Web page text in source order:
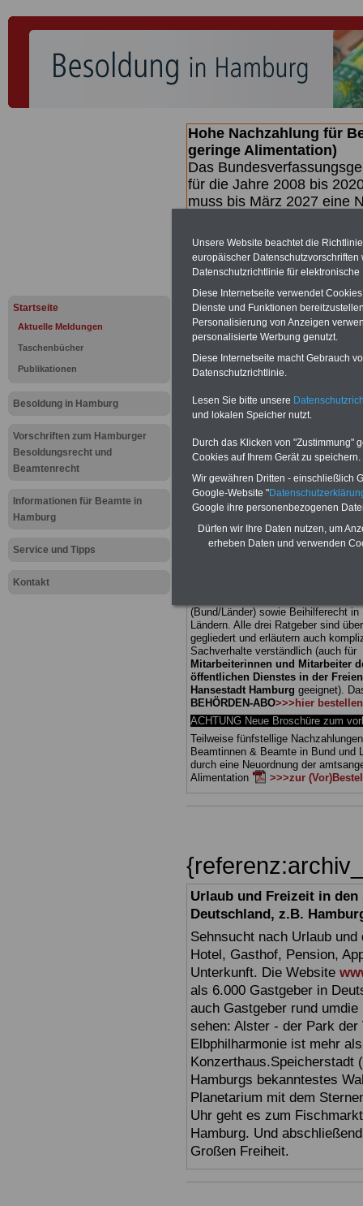
Startseite
Aktuelle Meldungen
Taschenbücher
Publikationen
Besoldung in Hamburg
Vorschriften zum Hamburger
Besoldungsrecht und
Beamtenrecht
Informationen für Beamte in
Hamburg
Service und Tipps
Kontakt
Hohe Nachzahlung für
geringe Alimentation)
Das
für die Jahre 2008 bis
muss bis März 2027 eine
(Beamte &
geben (Medienberichten
mind.3.000 und 13.000
Broschüre heraus, die
Gesetzentwurfs der
(wahrscheinlich im
Broschüre.
Meldung
Hamburg:
(Bund/Länder) sowie Beihilferecht in
Ländern. Alle drei Ratgeber sind
gegliedert und erläutern auch
Sachverhalte verständlich (auch für
Mitarbeiterinnen und Mitarbeiter
öffentlichen Dienstes in der
Hansestadt Hamburg geeignet).
BEHÖRDEN-ABO>>>hier bestellen
ACHTUNG Neue Broschüre zum
Teilweise fünfstellige
Beamtinnen & Beamte in Bund und
durch eine Neuordnung der
Alimentation
>>>zur
Urlaub und Freizeit in
Deutschland, z.B.
Sehnsucht nach Urlaub
Hotel, Gasthof, Pension,
Unterkunft. Die Website
als 6.000 Gastgeber in
auch Gastgeber rund
sehen: Alster - der Park
Elbphilharmonie ist mehr
Konzerthaus.Speicherstadt
Hamburgs bekanntestes
Planetarium mit dem
Uhr geht es zum
Hamburg. Und
Großen Freiheit.
Unsere Website beachtet die
europäischer
Datenschutzrichtlinie für
Diese Internetseite verwendet
Dienste und Funktionen
Personalisierung von Anzeigen
personalisierte Werbung genutzt.
Diese Internetseite macht Gebrauch
Datenschutzrichtlinie.
Lesen Sie bitte unsere
und lokalen Speicher nutzt.
Durch das Klicken von "Zustimmung"
Cookies auf Ihrem Gerät zu speichern.
Wir gewähren Dritten - einschließlich
Google-Website "
Google ihre personenbezogenen
Dürfen wir Ihre Daten nutzen, um
erheben Daten und verwenden